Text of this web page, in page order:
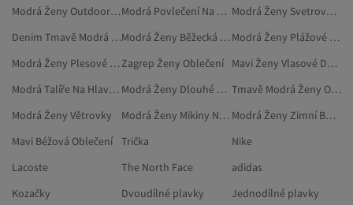
Modrá Ženy Outdoorové Oblečení
Modrá Povlečení Na Jednolůžko
Modrá Ženy Svetrové Vesty
Denim Tmavě Modrá Oblečení
Modrá Ženy Běžecká Obuv
Modrá Ženy Plážové Oblečení
Modrá Ženy Plesové ŠatyZagrep Ženy Oblečení
Mavi Ženy Vlasové Doplňky
Modrá Talíře Na Hlavní Chod
Modrá Ženy Dlouhé Sukně
Tmavě Modrá Ženy Oblečení
Modrá Ženy Větrovky
Modrá Ženy Mikiny Nadměrné Velikosti
Modrá Ženy Zimní Bundy
Mavi Béžová Oblečení
Trička
Nike
Lacoste
The North Face
adidas
Kozačky
Dvoudílné plavky
Jednodílné plavky